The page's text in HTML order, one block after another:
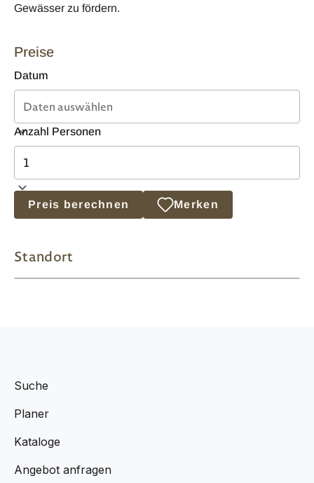
Gewässer zu fördern.
Preise
Datum
Anzahl Personen
Preis berechnen Merken
Standort
Suche
Planer
Kataloge
Angebot anfragen